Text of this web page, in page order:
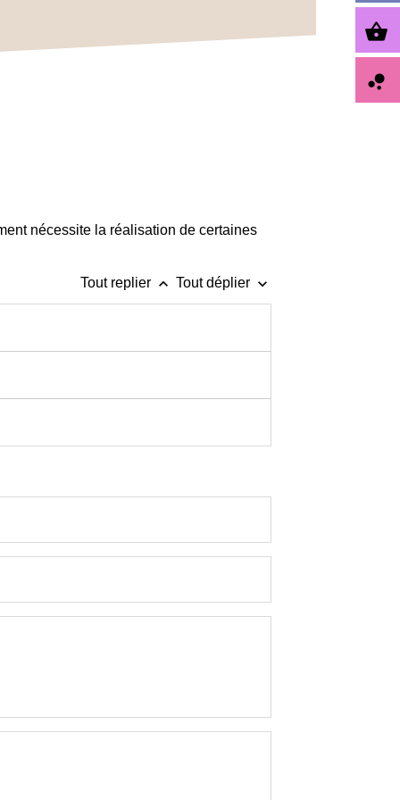
nécessite la réalisation de certaines
Tout replier keyboard_arrow_up Tout déplier keyboard_arrow_down
shopping_basket
bubble_chart